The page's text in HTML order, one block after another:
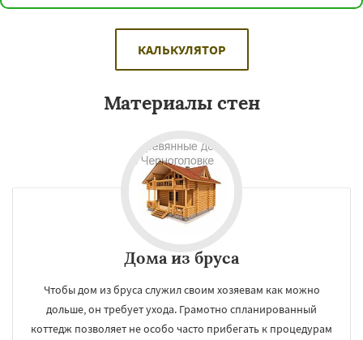
КАЛЬКУЛЯТОР
Материалы стен
Дома из бруса
Чтобы дом из бруса служил своим хозяевам как можно
дольше, он требует ухода. Грамотно спланированный
коттедж позволяет не особо часто прибегать к процедурам